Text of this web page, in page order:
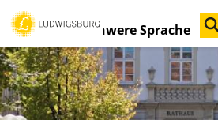
Schwere Sprache